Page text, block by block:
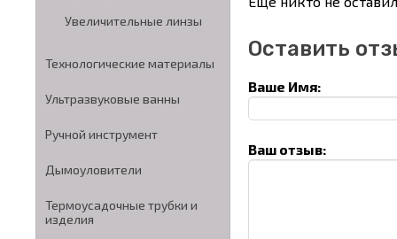
Увеличительные линзы
Технологические материалы
Ультразвуковые ванны
Ручной инструмент
Дымоуловители
Термоусадочные трубки и
изделия
Оставить
Ваше Имя:
Ваш отзыв: